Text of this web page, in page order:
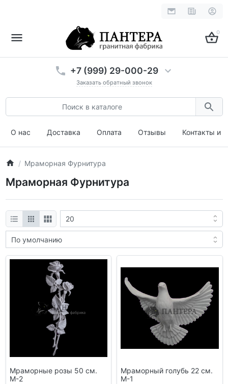
0
+7 (999) 29-000-29
Заказать обратный звонок
О нас Доставка Оплата Отзывы Контакты и
Мраморная Фурнитура
Мраморная Фурнитура
Мраморные розы 50 см.
M-2
Мраморный голубь 22 см.
M-1